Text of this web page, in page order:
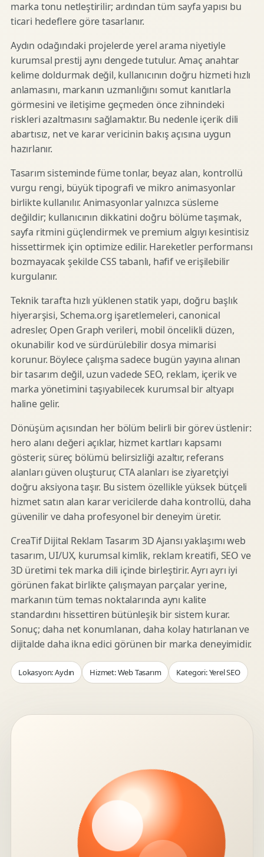
marka tonu netleştirilir; ardından tüm sayfa yapısı bu
ticari hedeflere göre tasarlanır.
Aydın odağındaki projelerde yerel arama niyetiyle
kurumsal prestij aynı dengede tutulur. Amaç anahtar
kelime doldurmak değil, kullanıcının doğru hizmeti hızlı
anlamasını, markanın uzmanlığını somut kanıtlarla
görmesini ve iletişime geçmeden önce zihnindeki
riskleri azaltmasını sağlamaktır. Bu nedenle içerik dili
abartısız, net ve karar vericinin bakış açısına uygun
hazırlanır.
Tasarım sisteminde füme tonlar, beyaz alan, kontrollü
vurgu rengi, büyük tipografi ve mikro animasyonlar
birlikte kullanılır. Animasyonlar yalnızca süsleme
değildir; kullanıcının dikkatini doğru bölüme taşımak,
sayfa ritmini güçlendirmek ve premium algıyı kesintisiz
hissettirmek için optimize edilir. Hareketler performansı
bozmayacak şekilde CSS tabanlı, hafif ve erişilebilir
kurgulanır.
Teknik tarafta hızlı yüklenen statik yapı, doğru başlık
hiyerarşisi, Schema.org işaretlemeleri, canonical
adresler, Open Graph verileri, mobil öncelikli düzen,
okunabilir kod ve sürdürülebilir dosya mimarisi
korunur. Böylece çalışma sadece bugün yayına alınan
bir tasarım değil, uzun vadede SEO, reklam, içerik ve
marka yönetimini taşıyabilecek kurumsal bir altyapı
haline gelir.
Dönüşüm açısından her bölüm belirli bir görev üstlenir:
hero alanı değeri açıklar, hizmet kartları kapsamı
gösterir, süreç bölümü belirsizliği azaltır, referans
alanları güven oluşturur, CTA alanları ise ziyaretçiyi
doğru aksiyona taşır. Bu sistem özellikle yüksek bütçeli
hizmet satın alan karar vericilerde daha kontrollü, daha
güvenilir ve daha profesyonel bir deneyim üretir.
CreaTif Dijital Reklam Tasarım 3D Ajansı yaklaşımı web
tasarım, UI/UX, kurumsal kimlik, reklam kreatifi, SEO ve
3D üretimi tek marka dili içinde birleştirir. Ayrı ayrı iyi
görünen fakat birlikte çalışmayan parçalar yerine,
markanın tüm temas noktalarında aynı kalite
standardını hissettiren bütünleşik bir sistem kurar.
Sonuç; daha net konumlanan, daha kolay hatırlanan ve
dijitalde daha ikna edici görünen bir marka deneyimidir.
Lokasyon: Aydın Hizmet: Web Tasarım Kategori: Yerel SEO